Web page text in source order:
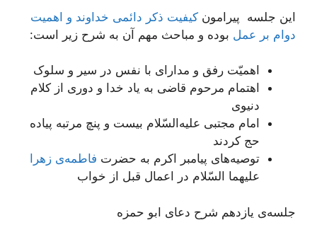
این جلسه پیرامون کیفیت ذکر دائمی خداوند و اهمیت
دوام بر عمل بوده و مباحث مهم آن به شرح زیر است:
اهمیّت رفق و مدارای با نفس در سیر و سلوک
اهتمام مرحوم قاضی به یاد خدا و دوری از کلام
دنیوی
امام مجتبی علیه‌السّلام بیست و پنچ مرتبه پیاده
حج کردند
توصیه‌های پیامبر اکرم به حضرت فاطمه‌ی زهرا
علیهما السّلام در اعمال قبل از خواب
جلسه‌ی یازدهم شرح دعای ابو حمزه